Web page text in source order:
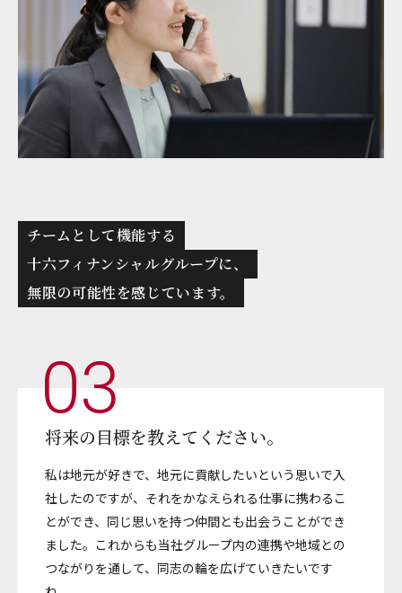
チームとして機能する
十六フィナンシャルグループに、
無限の可能性を感じています。
03
将来の目標を教えてください。
私は地元が好きで、地元に貢献したいという思いで入
社したのですが、それをかなえられる仕事に携わるこ
とができ、同じ思いを持つ仲間とも出会うことができ
ました。これからも当社グループ内の連携や地域との
つながりを通して、同志の輪を広げていきたいです